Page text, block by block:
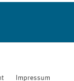
Impressum